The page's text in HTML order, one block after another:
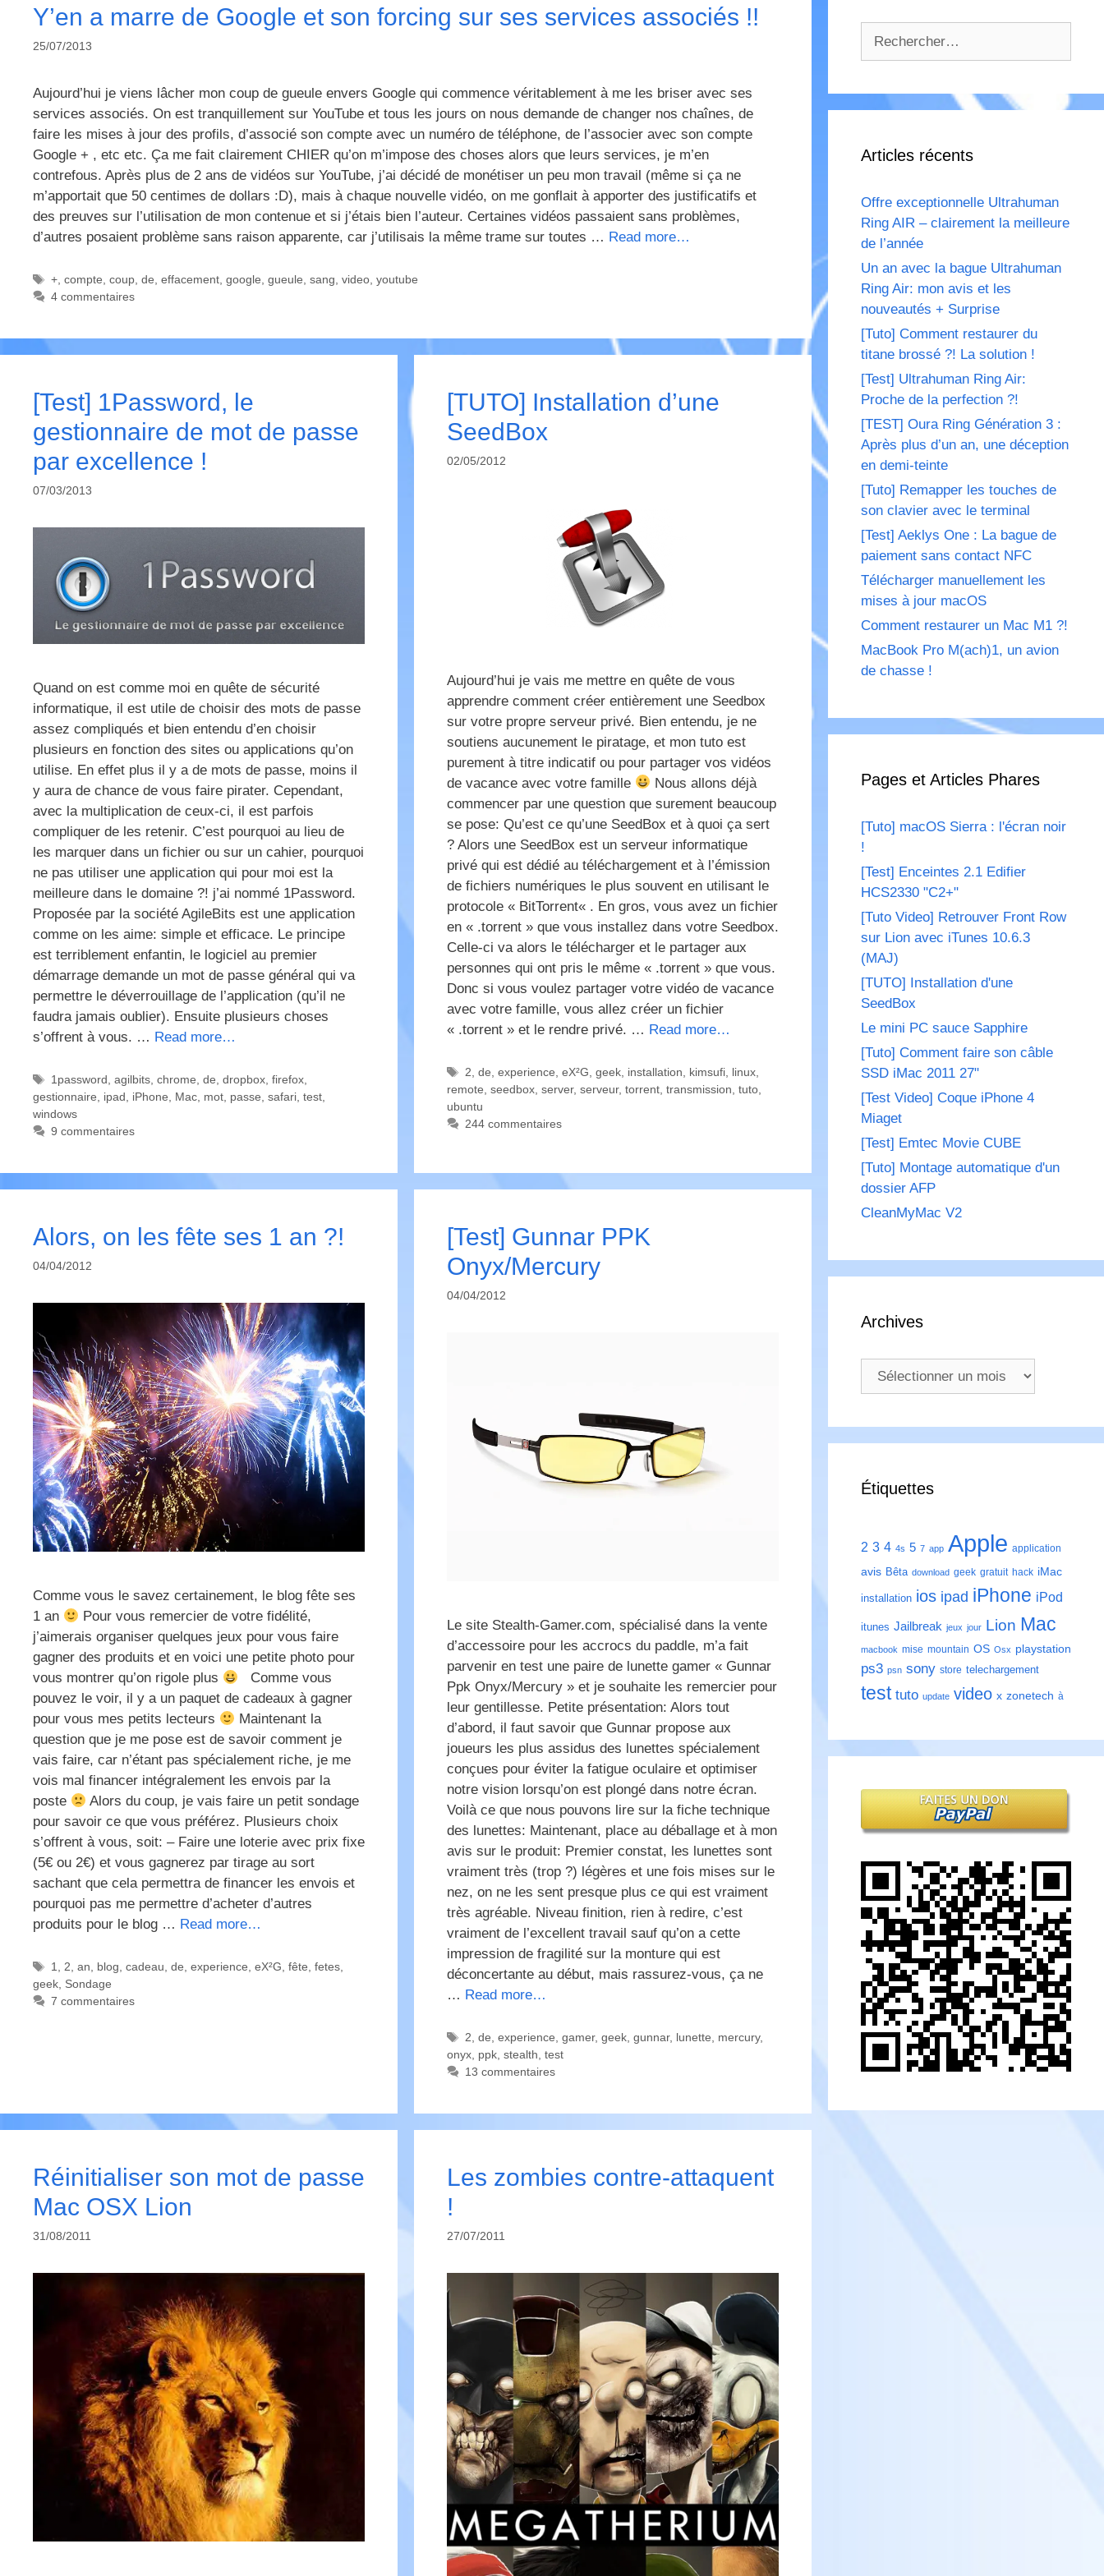
Y’en a marre de Google et son forcing sur ses services associés !!
25/07/2013
Aujourd’hui je viens lâcher mon coup de gueule envers Google qui commence véritablement à me les briser avec ses
services associés. On est tranquillement sur YouTube et tous les jours on nous demande de changer nos chaînes, de
faire les mises à jour des profils, d’associé son compte avec un numéro de téléphone, de l’associer avec son compte
Google + , etc etc. Ça me fait clairement CHIER qu’on m’impose des choses alors que leurs services, je m’en
contrefous. Après plus de 2 ans de vidéos sur YouTube, j’ai décidé de monétiser un peu mon travail (même si ça ne
m’apportait que 50 centimes de dollars :D), mais à chaque nouvelle vidéo, on me gonflait à apporter des justificatifs et
des preuves sur l’utilisation de mon contenue et si j’étais bien l’auteur. Certaines vidéos passaient sans problèmes,
d’autres posaient problème sans raison apparente, car j’utilisais la même trame sur toutes … Read more…
Étiquettes
+, compte, coup, de, effacement, google, gueule, sang, video, youtube
4 commentaires
[Test] 1Password, le
gestionnaire de mot de passe
par excellence !
07/03/2013
Quand on est comme moi en quête de sécurité
informatique, il est utile de choisir des mots de passe
assez compliqués et bien entendu d’en choisir
plusieurs en fonction des sites ou applications qu’on
utilise. En effet plus il y a de mots de passe, moins il
y aura de chance de vous faire pirater. Cependant,
avec la multiplication de ceux-ci, il est parfois
compliquer de les retenir. C’est pourquoi au lieu de
les marquer dans un fichier ou sur un cahier, pourquoi
ne pas utiliser une application qui pour moi est la
meilleure dans le domaine ?! j’ai nommé 1Password.
Proposée par la société AgileBits est une application
comme on les aime: simple et efficace. Le principe
est terriblement enfantin, le logiciel au premier
démarrage demande un mot de passe général qui va
permettre le déverrouillage de l’application (qu’il ne
faudra jamais oublier). Ensuite plusieurs choses
s’offrent à vous. … Read more…
Étiquettes
1password agilbits, chrome de dropbox, firefox,
gestionnaire
ipad iPhone Mac mot passe safari test
windows
9 commentaires
[TUTO] Installation d’une
SeedBox
02/05/2012
Aujourd’hui je vais me mettre en quête de vous
apprendre comment créer entièrement une Seedbox
sur votre propre serveur privé. Bien entendu, je ne
soutiens aucunement le piratage, et mon tuto est
purement à titre indicatif ou pour partager vos vidéos
de vacance avec votre famille
Nous allons déjà
commencer par une question que surement beaucoup
se pose: Qu’est ce qu’une SeedBox et à quoi ça sert
? Alors une SeedBox est un serveur informatique
privé qui est dédié au téléchargement et à l’émission
de fichiers numériques le plus souvent en utilisant le
protocole « BitTorrent« . En gros, vous avez un fichier
en « .torrent » que vous installez dans votre Seedbox.
Celle-ci va alors le télécharger et le partager aux
personnes qui ont pris le même « .torrent » que vous.
Donc si vous voulez partager votre vidéo de vacance
avec votre famille, vous allez créer un fichier
« .torrent » et le rendre privé. … Read more…
Étiquettes
2 de experience eX²G geek, installation kimsufi, linux,
remote seedbox server, serveur, torrent transmission tuto
ubuntu
244 commentaires
Alors, on les fête ses 1 an ?!
04/04/2012
Comme vous le savez certainement, le blog fête ses
1 an
Pour vous remercier de votre fidélité,
j’aimerais organiser quelques jeux pour vous faire
gagner des produits et en voici une petite photo pour
vous montrer qu’on rigole plus
Comme vous
pouvez le voir, il y a un paquet de cadeaux à gagner
pour vous mes petits lecteurs
Maintenant la
question que je me pose est de savoir comment je
vais faire, car n’étant pas spécialement riche, je me
vois mal financer intégralement les envois par la
poste
Alors du coup, je vais faire un petit sondage
pour savoir ce que vous préférez. Plusieurs choix
s’offrent à vous, soit: – Faire une loterie avec prix fixe
(5€ ou 2€) et vous gagnerez par tirage au sort
sachant que cela permettra de financer les envois et
pourquoi pas me permettre d’acheter d’autres
produits pour le blog … Read more…
Étiquettes
1 2 an blog cadeau de experience eX²G fête fetes,
geek Sondage
7 commentaires
[Test] Gunnar PPK
Onyx/Mercury
04/04/2012
Le site Stealth-Gamer.com, spécialisé dans la vente
d’accessoire pour les accrocs du paddle, m’a fait
parvenir en test une paire de lunette gamer « Gunnar
Ppk Onyx/Mercury » et je souhaite les remercier pour
leur gentillesse. Petite présentation: Alors tout
d’abord, il faut savoir que Gunnar propose aux
joueurs les plus assidus des lunettes spécialement
conçues pour éviter la fatigue oculaire et optimiser
notre vision lorsqu’on est plongé dans notre écran.
Voilà ce que nous pouvons lire sur la fiche technique
des lunettes: Maintenant, place au déballage et à mon
avis sur le produit: Premier constat, les lunettes sont
vraiment très (trop ?) légères et une fois mises sur le
nez, on ne les sent presque plus ce qui est vraiment
très agréable. Niveau finition, rien à redire, c’est
vraiment de l’excellent travail sauf qu’on a cette
impression de fragilité sur la monture qui est
déconcertante au début, mais rassurez-vous, ça ne
… Read more…
Étiquettes
2 de experience gamer, geek, gunnar, lunette mercury,
onyx ppk stealth test
13 commentaires
Réinitialiser son mot de passe
Mac OSX Lion
31/08/2011
Les zombies contre-attaquent
!
27/07/2011
Articles récents
Offre exceptionnelle Ultrahuman
Ring AIR – clairement la meilleure
de l’année
Un an avec la bague Ultrahuman
Ring Air: mon avis et les
nouveautés + Surprise
[Tuto] Comment restaurer du
titane brossé ?! La solution !
[Test] Ultrahuman Ring Air:
Proche de la perfection ?!
[TEST] Oura Ring Génération 3 :
Après plus d’un an, une déception
en demi-teinte
[Tuto] Remapper les touches de
son clavier avec le terminal
[Test] Aeklys One : La bague de
paiement sans contact NFC
Télécharger manuellement les
mises à jour macOS
Comment restaurer un Mac M1 ?!
MacBook Pro M(ach)1, un avion
de chasse !
Pages et Articles Phares
[Tuto] macOS Sierra : l'écran noir
!
[Test] Enceintes 2.1 Edifier
HCS2330 "C2+"
[Tuto Video] Retrouver Front Row
sur Lion avec iTunes 10.6.3
(MAJ)
[TUTO] Installation d'une
SeedBox
Le mini PC sauce Sapphire
[Tuto] Comment faire son câble
SSD iMac 2011 27"
[Test Video] Coque iPhone 4
Miaget
[Test] Emtec Movie CUBE
[Tuto] Montage automatique d'un
dossier AFP
CleanMyMac V2
Archives
Archives
Étiquettes
2 3 4 4s 5 7 app Apple application
avis Bêta download geek gratuit hack iMac
installation ios ipad iPhone iPod
itunes Jailbreak jeux jour Lion Mac
macbook mise mountain OS Osx playstation
ps3 psn sony store telechargement
test tuto update video x zonetech à